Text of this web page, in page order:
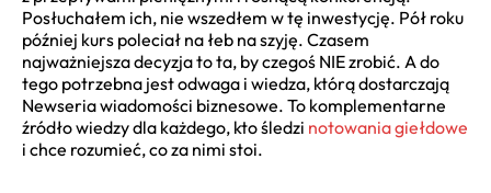
Posłuchałem ich, nie wszedłem w tę inwestycję. Pół roku
później kurs poleciał na łeb na szyję. Czasem
najważniejsza decyzja to ta, by czegoś NIE zrobić. A do
tego potrzebna jest odwaga i wiedza, którą dostarczają
Newseria wiadomości biznesowe. To komplementarne
źródło wiedzy dla każdego, kto śledzi notowania giełdowe
i chce rozumieć, co za nimi stoi.